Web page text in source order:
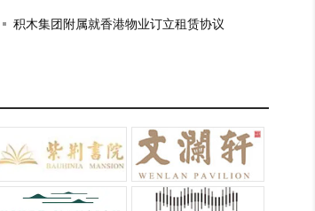
积木集团附属就香港物业订立租赁协议